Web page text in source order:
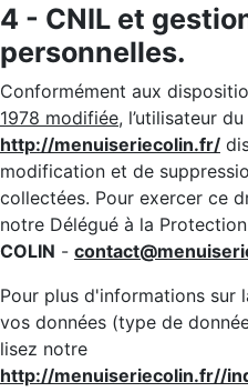
4 - CNIL et
personnelles.
Conformément aux
1978 modifiée, l’utilisateur
http://menuiseriecolin.fr/
modification et de
collectées. Pour exercer ce
notre Délégué à la
COLIN -
Pour plus d'informations sur
vos données (type de
lisez notre
http://menuiseriecolin.fr//